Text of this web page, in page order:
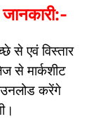
से एवं विस्तार
से मार्कशीट
करेंगे